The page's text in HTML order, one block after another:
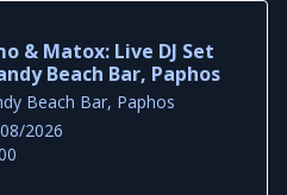
& Matox: Live DJ Set
Beach Bar, Paphos
Beach Bar, Paphos
2026